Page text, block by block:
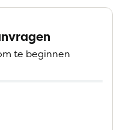
te beginnen